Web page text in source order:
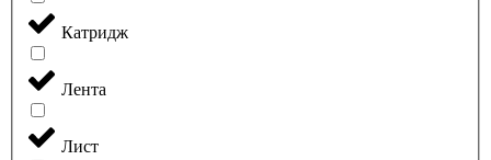
Катридж
Лента
Лист